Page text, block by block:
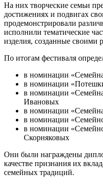
На них творческие семьи
достижениях и подвигах
продемонстрировали
исполнили тематические
изделия, созданные своими
По итогам фестиваля
в номинации
в номинации
в номинации
Ивановых
в номинации
в номинации
в номинации
Скорняковых
Они были награждены
качестве признания их
семейных традиций.